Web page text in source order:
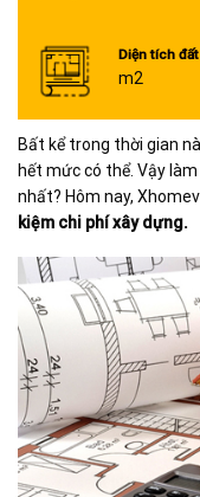
Diện tích đất
m2
Bất kể trong thời gian
hết mức có thể. Vậy
nhất? Hôm nay,
kiệm chi phí xây dựng.